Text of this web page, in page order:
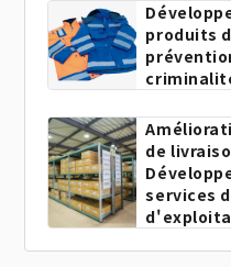
produits
de
services